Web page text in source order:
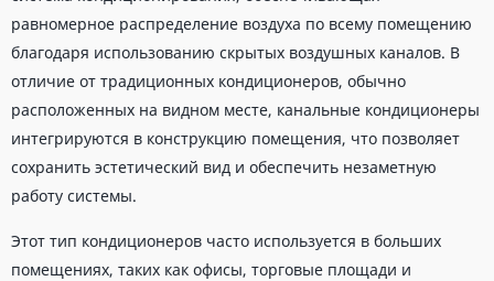
равномерное распределение воздуха по всему помещению
благодаря использованию скрытых воздушных каналов. В
отличие от традиционных кондиционеров, обычно
расположенных на видном месте, канальные кондиционеры
интегрируются в конструкцию помещения, что позволяет
сохранить эстетический вид и обеспечить незаметную
работу системы.
Этот тип кондиционеров часто используется в больших
помещениях, таких как офисы, торговые площади и